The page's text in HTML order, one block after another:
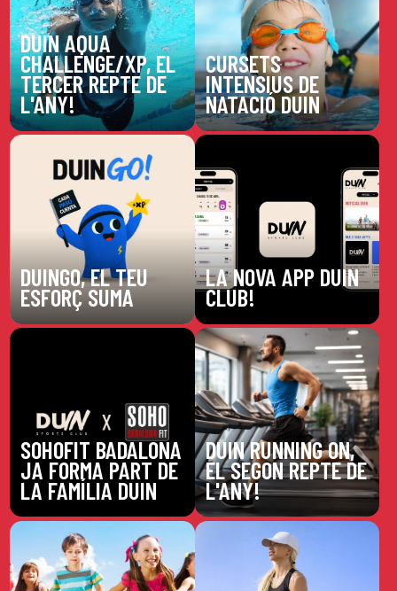
DUIN AQUA
CHALLENGE/XP, EL
TERCER REPTE DE
L'ANY!
CURSETS
INTENSIUS DE
NATACIÓ DUIN
DUINGO, EL TEU
ESFORÇ SUMA
LA NOVA APP DUIN
CLUB!
SOHOFIT BADALONA
JA FORMA PART DE
LA FAMÍLIA DUIN
DUIN RUNNING ON,
EL SEGON REPTE DE
L'ANY!